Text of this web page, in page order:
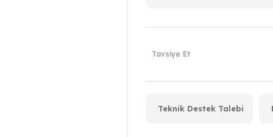
Tavsiye Et
Teknik Destek Talebi